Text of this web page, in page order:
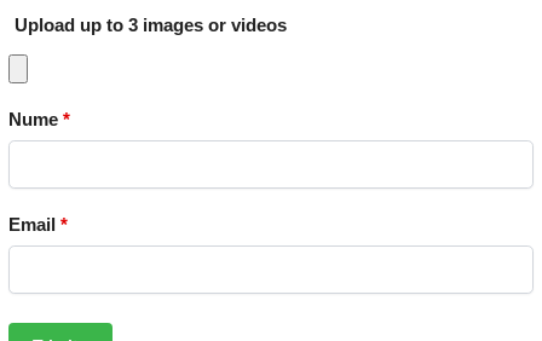
Upload up to 3 images or videos
Nume *
Email *